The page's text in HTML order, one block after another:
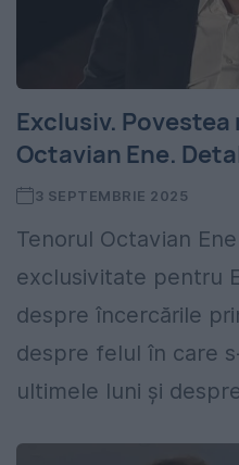
Exclusiv.
Octavian Ene.
3 SEPTEMBRIE 2025
Tenorul Octavian
exclusivitate pentru
despre încercările
despre felul în care
ultimele luni și